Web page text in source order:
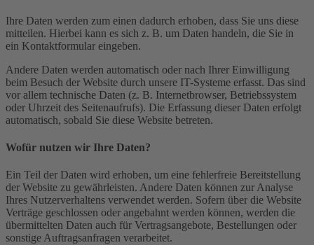
Ihre Daten werden zum einen dadurch erhoben, dass Sie uns diese
mitteilen. Hierbei kann es sich z. B. um Daten handeln, die Sie in
ein Kontaktformular eingeben.
Andere Daten werden automatisch oder nach Ihrer Einwilligung
beim Besuch der Website durch unsere IT-Systeme erfasst. Das sind
vor allem technische Daten (z. B. Internetbrowser, Betriebssystem
oder Uhrzeit des Seitenaufrufs). Die Erfassung dieser Daten erfolgt
automatisch, sobald Sie diese Website betreten.
Wofür nutzen wir Ihre Daten?
Ein Teil der Daten wird erhoben, um eine fehlerfreie Bereitstellung
der Website zu gewährleisten. Andere Daten können zur Analyse
Ihres Nutzerverhaltens verwendet werden. Sofern über die Website
Verträge geschlossen oder angebahnt werden können, werden die
übermittelten Daten auch für Vertragsangebote, Bestellungen oder
sonstige Auftragsanfragen verarbeitet.